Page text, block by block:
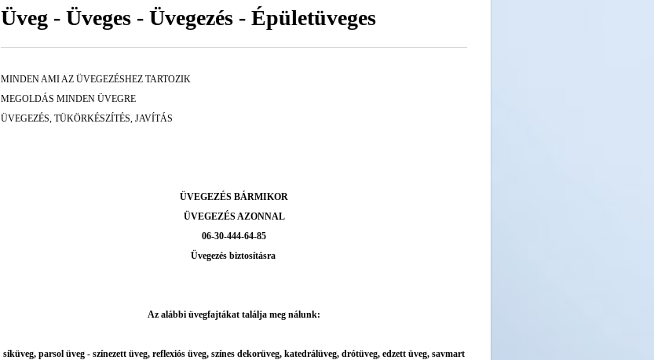
Üveg - Üveges - Üvegezés - Épületüveges
MINDEN AMI AZ ÜVEGEZÉSHEZ TARTOZIK
MEGOLDÁS MINDEN ÜVEGRE
ÜVEGEZÉS, TÜKÖRKÉSZÍTÉS, JAVÍTÁS
ÜVEGEZÉS BÁRMIKOR
ÜVEGEZÉS AZONNAL
06-30-444-64-85
Üvegezés biztosításra
Az alábbi üvegfajtákat találja meg nálunk:
síküveg, parsol üveg - színezett üveg, reflexiós üveg, színes dekorüveg, katedrálüveg, drótüveg, edzett üveg, savmart